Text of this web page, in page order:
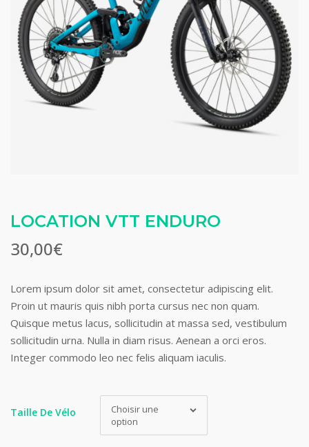
LOCATION VTT ENDURO
30,00€
Lorem ipsum dolor sit amet, consectetur adipiscing elit.
Proin ut mauris quis nibh porta cursus nec non quam.
Quisque metus lacus, sollicitudin at massa sed, vestibulum
sollicitudin urna. Nulla in diam risus. Aenean a orci eros.
Integer commodo leo nec felis aliquam iaculis.
Taille De Vélo
Choisir une
option